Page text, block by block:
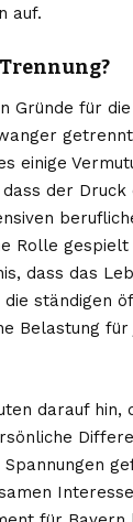
auf.
Gründe für
einige
der
Rolle
dass das
ständigen
Belastung für
darauf hin,